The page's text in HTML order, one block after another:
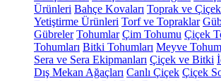
Ürünleri Bahçe Kovaları Toprak ve Çiçek
Yetiştirme Ürünleri Torf ve Topraklar
Gübreler Tohumlar Çim Tohumu Çiçek
Tohumları Bitki Tohumları Meyve
Sera ve Sera Ekipmanları Çiçek ve Bitki
Dış Mekan Ağaçları Canlı Çiçek Çiçek